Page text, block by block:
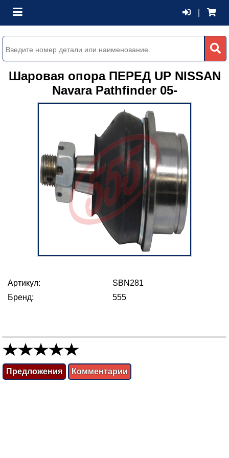
Шаровая опора ПЕРЕД UP NISSAN
Navara Pathfinder 05-
Артикул:
SBN281
Бренд:
555
Предложения Комментарии